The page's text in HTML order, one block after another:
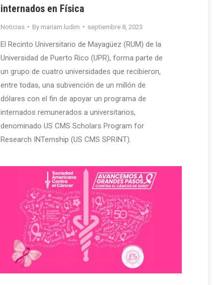
internados en Física
Noticias By mariam.ludim septiembre 8, 2023
El Recinto Universitario de Mayagüez (RUM) de la
Universidad de Puerto Rico (UPR), forma parte de
un grupo de cuatro universidades que recibieron,
entre todas, una subvención de un millón de
dólares con el fin de apoyar un programa de
internados remunerados a universitarios,
denominado US CMS Scholars Program for
Research INTernship (US CMS SPRINT).